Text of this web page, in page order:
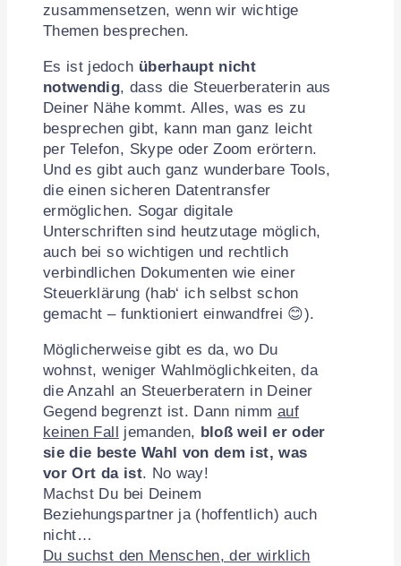
zusammensetzen, wenn wir wichtige
Themen besprechen.
Es ist jedoch überhaupt nicht
notwendig, dass die Steuerberaterin aus
Deiner Nähe kommt. Alles, was es zu
besprechen gibt, kann man ganz leicht
per Telefon, Skype oder Zoom erörtern.
Und es gibt auch ganz wunderbare Tools,
die einen sicheren Datentransfer
ermöglichen. Sogar digitale
Unterschriften sind heutzutage möglich,
auch bei so wichtigen und rechtlich
verbindlichen Dokumenten wie einer
Steuerklärung (hab‘ ich selbst schon
gemacht – funktioniert einwandfrei 😊).
Möglicherweise gibt es da, wo Du
wohnst, weniger Wahlmöglichkeiten, da
die Anzahl an Steuerberatern in Deiner
Gegend begrenzt ist. Dann nimm auf
keinen Fall
jemanden, bloß weil er oder
sie die beste Wahl von dem ist, was
vor Ort da ist. No way!
Machst Du bei Deinem
Beziehungspartner ja (hoffentlich) auch
nicht…
Du suchst den Menschen, der wirklich